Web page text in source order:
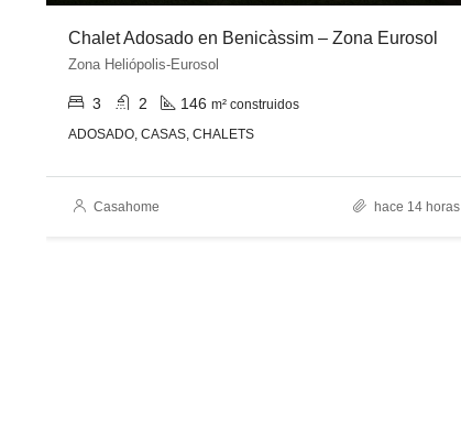
Chalet Adosado en Benicàssim – Zona Eurosol
Zona Heliópolis-Eurosol
3 2 146 m² construidos
ADOSADO, CASAS, CHALETS
Casahome hace 14 horas